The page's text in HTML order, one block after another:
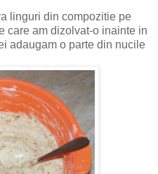
linguri din compozitie pe
care am dizolvat-o inainte in
adaugam o parte din nucile